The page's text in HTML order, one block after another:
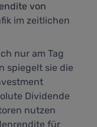
von
im zeitlichen
nur am Tag
spiegelt sie die
Dividende
nutzen
für